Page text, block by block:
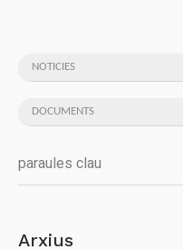
NOTICIES
DOCUMENTS
Arxius